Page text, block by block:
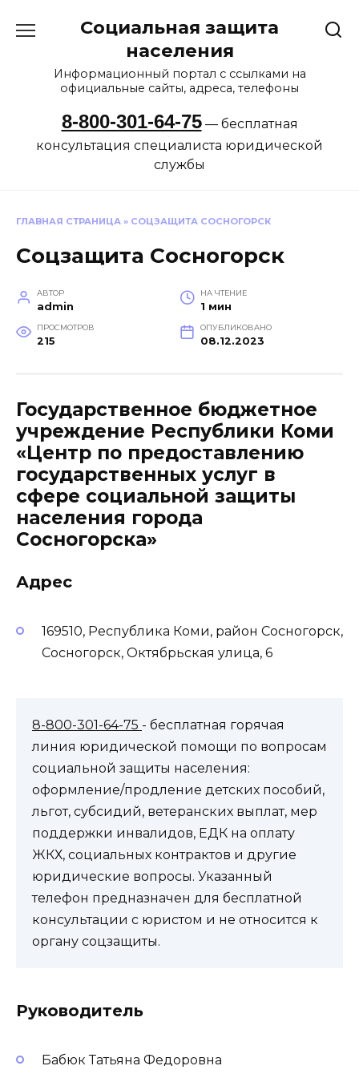
Социальная защита
населения
Информационный портал с ссылками на
официальные сайты, адреса, телефоны
8-800-301-64-75— бесплатная
консультация специалиста юридической
службы
ГЛАВНАЯ СТРАНИЦА » СОЦЗАЩИТА СОСНОГОРСК
Соцзащита Сосногорск
АВТОР
admin
НА ЧТЕНИЕ
1 мин
ПРОСМОТРОВ
215
ОПУБЛИКОВАНО
08.12.2023
Государственное бюджетное
учреждение Республики Коми
«Центр по предоставлению
государственных услуг в
сфере социальной защиты
населения города
Сосногорска»
Адрес
169510, Республика Коми, район Сосногорск,
Сосногорск, Октябрьская улица, 6
8-800-301-64-75 - бесплатная горячая
линия юридической помощи по вопросам
социальной защиты населения:
оформление/продление детских пособий,
льгот, субсидий, ветеранских выплат, мер
поддержки инвалидов, ЕДК на оплату
ЖКХ, социальных контрактов и другие
юридические вопросы. Указанный
телефон предназначен для бесплатной
консультации с юристом и не относится к
органу соцзащиты.
Руководитель
Бабюк Татьяна Федоровна